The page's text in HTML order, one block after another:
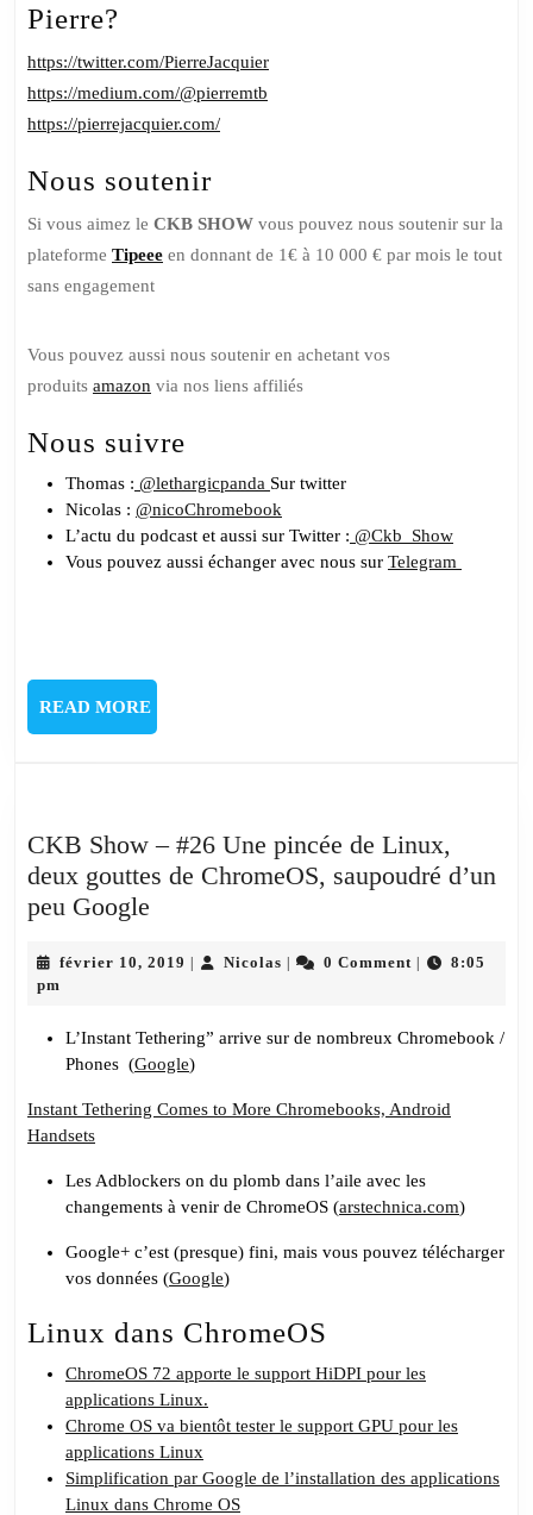
Pierre?
https://twitter.com/PierreJacquier
https://medium.com/@pierremtb
https://pierrejacquier.com/
Nous soutenir
Si vous aimez le CKB SHOW vous pouvez nous soutenir sur la
plateforme Tipeee en donnant de 1€ à 10 000 € par mois le tout
sans engagement
Vous pouvez aussi nous soutenir en achetant vos
produits amazon via nos liens affiliés
Nous suivre
Thomas : @lethargicpanda Sur twitter
Nicolas : @nicoChromebook
L’actu du podcast et aussi sur Twitter : @Ckb_Show
Vous pouvez aussi échanger avec nous sur Telegram
READ MOREREAD
MORE
CKB Show – #26 Une pincée de Linux,
deux gouttes de ChromeOS, saupoudré d’un
peu Google
–
Une
pincée
Linux,
gouttes
de
ChromeOS,
saupoudré
peu
Google
février 10, 2019 février
| NicolasNicolas
| 0 Comment |
8:05
pm
L’Instant Tethering” arrive sur de nombreux Chromebook /
Phones (Google)
Instant Tethering Comes to More Chromebooks, Android
Handsets
Les Adblockers on du plomb dans l’aile avec les
changements à venir de ChromeOS (arstechnica.com)
Google+ c’est (presque) fini, mais vous pouvez télécharger
vos données (Google)
Linux dans ChromeOS
ChromeOS 72 apporte le support HiDPI pour les
applications Linux.
Chrome OS va bientôt tester le support GPU pour les
applications Linux
Simplification par Google de l’installation des applications
Linux dans Chrome OS